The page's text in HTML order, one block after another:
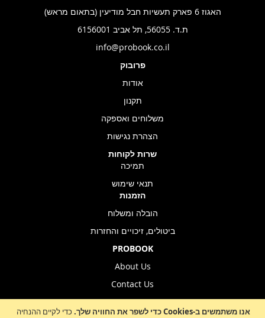
אנו משתמשים ב-Cookies כדי לשפר את החוויה שלך.
כדי לקיים ההנחיה
האגוז 6 פארק תעשיות חבל מודיעין (בתאום מראש)
ת.ד. 56055, תל אביב 6156001
info@probook.co.il
פרובוק
אודות
תקנון
משלוחים ואספקה
הצהרת נגישות
שרות לקוחות
תמיכה
תנאי שימוש
הזמנות
הובלה ומשלוח
ביטולים, זיכויים והחזרות
PROBOOK
About Us
Contact Us
Store Location